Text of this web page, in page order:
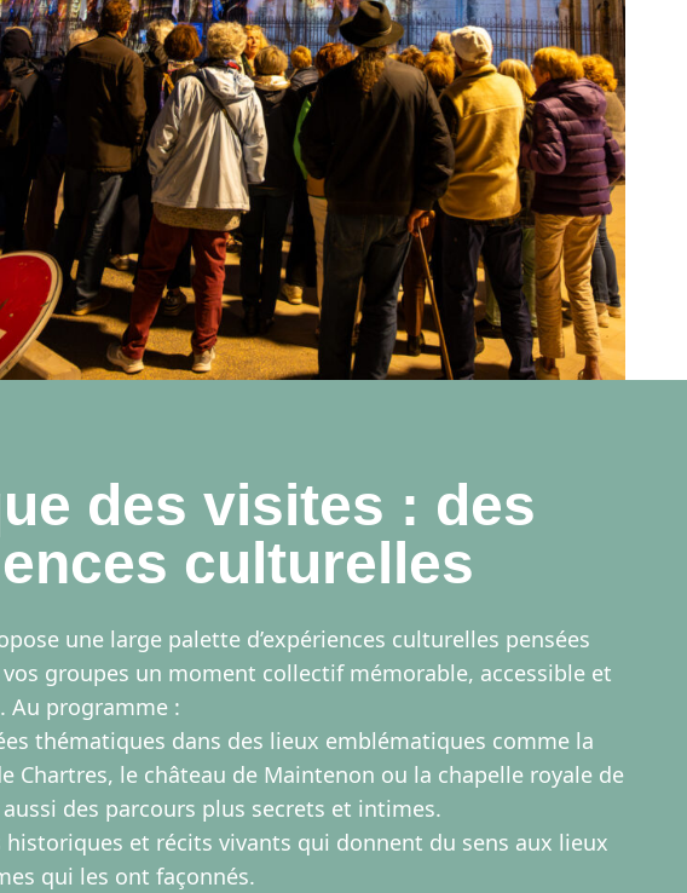
des visites : des
culturelles
une large palette d’expériences culturelles pensées
groupes un moment collectif mémorable, accessible et
Au programme :
thématiques dans des lieux emblématiques comme la
Chartres, le château de Maintenon ou la chapelle royale de
des parcours plus secrets et intimes.
historiques et récits vivants qui donnent du sens aux lieux
qui les ont façonnés.